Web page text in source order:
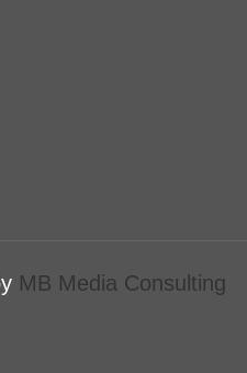
MB Media Consulting